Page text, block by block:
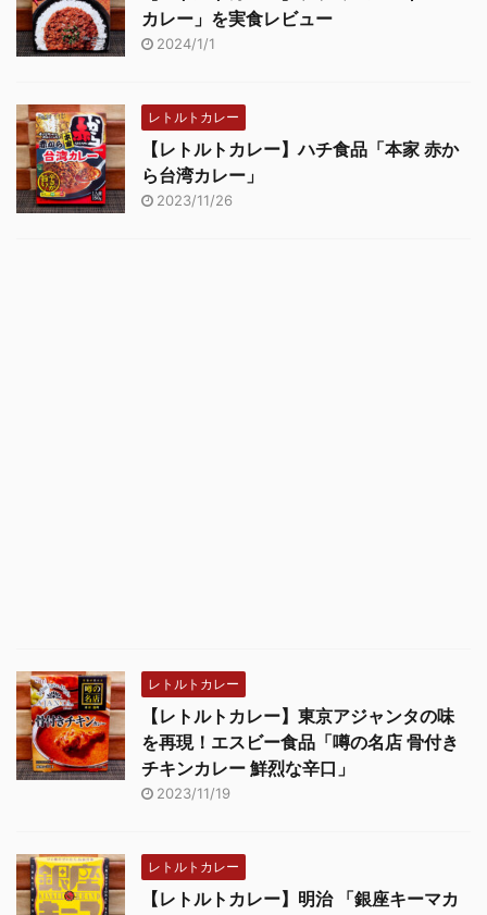
カレー」を実食レビュー
2024/1/1
レトルトカレー
【レトルトカレー】ハチ食品「本家 赤か
ら台湾カレー」
2023/11/26
レトルトカレー
【レトルトカレー】東京アジャンタの味
を再現！エスビー食品「噂の名店 骨付き
チキンカレー 鮮烈な辛口」
2023/11/19
レトルトカレー
【レトルトカレー】明治 「銀座キーマカ